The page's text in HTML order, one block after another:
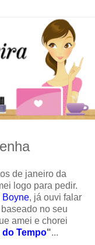
de janeiro da
logo para pedir.
Boyne, já ouvi falar
no seu
amei e chorei
do Tempo"...